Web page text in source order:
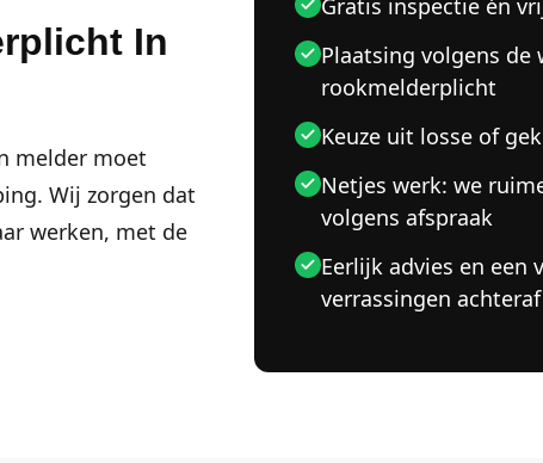
In
melder moet
Wij zorgen dat
werken, met de
Gratis inspectie én
Plaatsing volgens de
rookmelderplicht
Keuze uit losse of
Netjes werk: we
volgens afspraak
Eerlijk advies en een
verrassingen achteraf